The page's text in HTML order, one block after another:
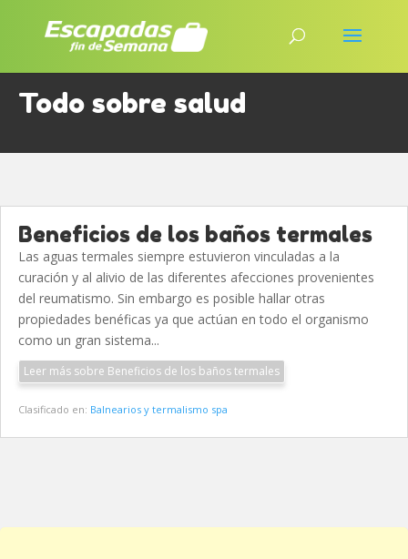
Todo sobre salud
Beneficios de los baños termales
Las aguas termales siempre estuvieron vinculadas a la
curación y al alivio de las diferentes afecciones provenientes
del reumatismo. Sin embargo es posible hallar otras
propiedades benéficas ya que actúan en todo el organismo
como un gran sistema...
Leer más sobre Beneficios de los baños termales
Clasificado en: Balnearios y termalismo spa